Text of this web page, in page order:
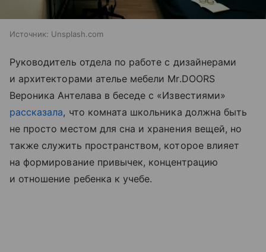
Источник: Unsplash.com
Руководитель отдела по работе с дизайнерами
и архитекторами ателье мебели Mr.DOORS
Вероника Антелава в беседе с «Известиями»
рассказала, что комната школьника должна быть
не просто местом для сна и хранения вещей, но
также служить пространством, которое влияет
на формирование привычек, концентрацию
и отношение ребенка к учебе.